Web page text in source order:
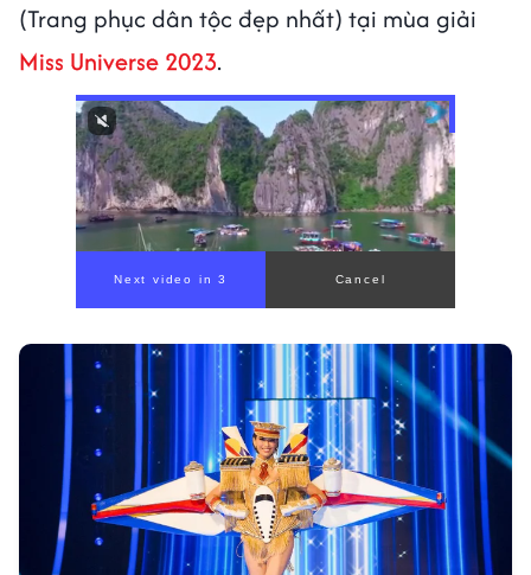
(Trang phục dân tộc đẹp nhất) tại mùa giải
Miss Universe 2023.